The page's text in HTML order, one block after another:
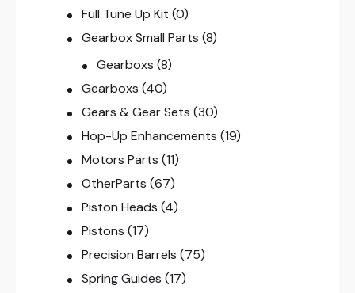
Full Tune Up Kit (0)
Gearbox Small Parts (8)
Gearboxs (8)
Gearboxs (40)
Gears & Gear Sets (30)
Hop-Up Enhancements (19)
Motors Parts (11)
OtherParts (67)
Piston Heads (4)
Pistons (17)
Precision Barrels (75)
Spring Guides (17)